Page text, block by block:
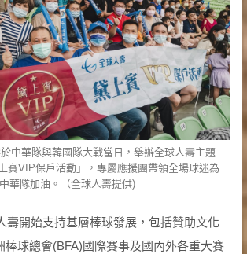
中華隊與韓國隊大戰當日，舉辦全球人壽主題
賓VIP保戶活動」，專屬應援團帶領全場球迷為
中華隊加油。（全球人壽提供)
壽開始支持基層棒球發展，包括贊助文化
棒球總會(BFA)國際賽事及國內外各重大賽